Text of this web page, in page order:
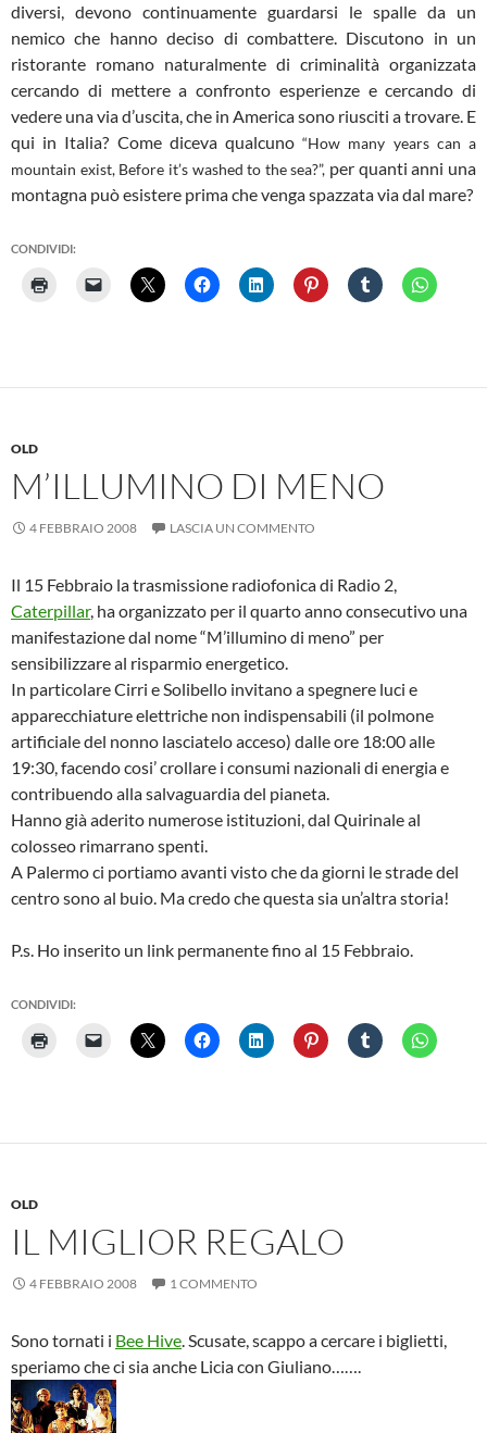
diversi, devono continuamente guardarsi le spalle da un
nemico che hanno deciso di combattere. Discutono in un
ristorante romano naturalmente di criminalità organizzata
cercando di mettere a confronto esperienze e cercando di
vedere una via d’uscita, che in America sono riusciti a trovare. E
qui in Italia? Come diceva qualcuno“How many years can a
mountain exist, Before it’s washed to the sea?”, per quanti anni una
montagna può esistere prima che venga spazzata via dal mare?
CONDIVIDI:
OLD
M’ILLUMINO DI MENO
4 FEBBRAIO 2008 LASCIA UN COMMENTO
Il 15 Febbraio la trasmissione radiofonica di Radio 2,
Caterpillar, ha organizzato per il quarto anno consecutivo una
manifestazione dal nome “M’illumino di meno” per
sensibilizzare al risparmio energetico.
In particolare Cirri e Solibello invitano a spegnere luci e
apparecchiature elettriche non indispensabili (il polmone
artificiale del nonno lasciatelo acceso) dalle ore 18:00 alle
19:30, facendo cosi’ crollare i consumi nazionali di energia e
contribuendo alla salvaguardia del pianeta.
Hanno già aderito numerose istituzioni, dal Quirinale al
colosseo rimarrano spenti.
A Palermo ci portiamo avanti visto che da giorni le strade del
centro sono al buio. Ma credo che questa sia un’altra storia!
P.s. Ho inserito un link permanente fino al 15 Febbraio.
CONDIVIDI:
OLD
IL MIGLIOR REGALO
4 FEBBRAIO 2008 1 COMMENTO
Sono tornati i Bee Hive. Scusate, scappo a cercare i biglietti,
speriamo che ci sia anche Licia con Giuliano…….